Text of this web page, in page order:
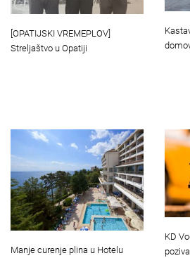
[OPATIJSKI VREMEPLOV]
Streljaštvo u Opatiji
Manje curenje plina u Hotelu
KD